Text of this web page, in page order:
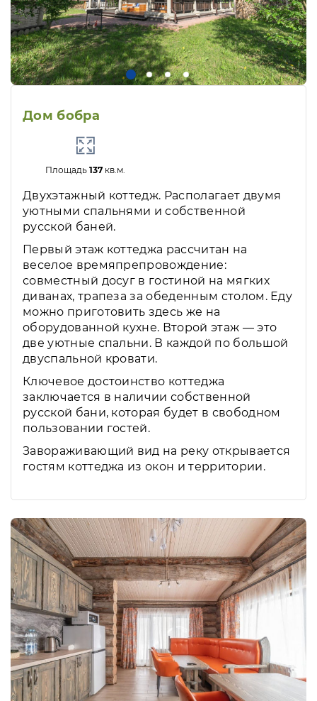
Дом бобра
Площадь137 кв.м.
Двухэтажный коттедж. Располагает двумя
уютными спальнями и собственной
русской баней.
Первый этаж коттеджа рассчитан на
веселое времяпрепровождение:
совместный досуг в гостиной на мягких
диванах, трапеза за обеденным столом. Еду
можно приготовить здесь же на
оборудованной кухне. Второй этаж — это
две уютные спальни. В каждой по большой
двуспальной кровати.
Ключевое достоинство коттеджа
заключается в наличии собственной
русской бани, которая будет в свободном
пользовании гостей.
Завораживающий вид на реку открывается
гостям коттеджа из окон и территории.